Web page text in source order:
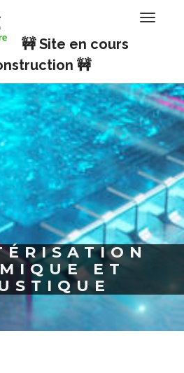
Toggle
🚧 Site en cours
🚧
ET